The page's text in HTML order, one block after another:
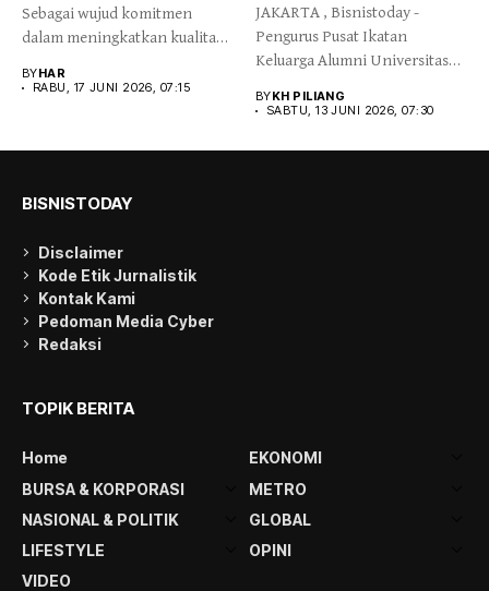
Sebagai wujud komitmen
dalam meningkatkan kualitas
berkelanjutan,...
BYHAR
RABU, 17 JUNI 2026, 07:15
JAKARTA , Bisnistoday -
Pengurus Pusat Ikatan
Keluarga Alumni Universitas
BYKH PILIANG
SABTU, 13 JUNI 2026, 07:30
BISNISTODAY
Disclaimer
Kode Etik Jurnalistik
Kontak Kami
Pedoman Media Cyber
Redaksi
TOPIK BERITA
Home
EKONOMI
BURSA & KORPORASI
METRO
NASIONAL & POLITIK
GLOBAL
LIFESTYLE
OPINI
VIDEO